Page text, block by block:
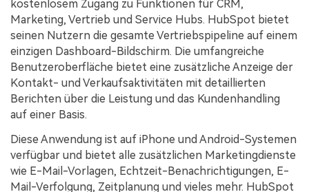
kostenlosem Zugang zu Funktionen für CRM,
Marketing, Vertrieb und Service Hubs. HubSpot bietet
seinen Nutzern die gesamte Vertriebspipeline auf einem
einzigen Dashboard-Bildschirm. Die umfangreiche
Benutzeroberfläche bietet eine zusätzliche Anzeige der
Kontakt- und Verkaufsaktivitäten mit detaillierten
Berichten über die Leistung und das Kundenhandling
auf einer Basis.
Diese Anwendung ist auf iPhone und Android-Systemen
verfügbar und bietet alle zusätzlichen Marketingdienste
wie E-Mail-Vorlagen, Echtzeit-Benachrichtigungen, E-
Mail-Verfolgung, Zeitplanung und vieles mehr. HubSpot